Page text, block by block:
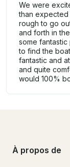
We were
than expected
rough to go
and forth in
some fantastic
to find the
fantastic and
and quite
would 100%
À propos de